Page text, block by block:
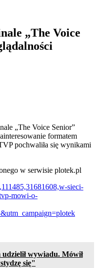
„The Voice
„The Voice Senior”
formatem
pochwaliła się wynikami
w serwisie plotek.pl
sieci-
mowi-o-
wywiadu. Mówił
się"